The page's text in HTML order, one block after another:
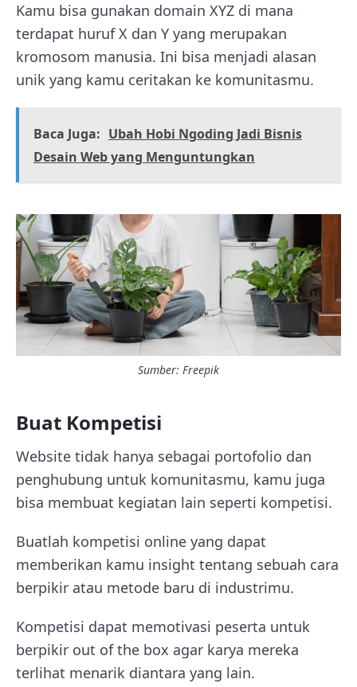
Kamu bisa gunakan domain XYZ di mana
terdapat huruf X dan Y yang merupakan
kromosom manusia. Ini bisa menjadi alasan
unik yang kamu ceritakan ke komunitasmu.
Baca Juga: Ubah Hobi Ngoding Jadi Bisnis
Desain Web yang Menguntungkan
Sumber: Freepik
Buat Kompetisi
Website tidak hanya sebagai portofolio dan
penghubung untuk komunitasmu, kamu juga
bisa membuat kegiatan lain seperti kompetisi.
Buatlah kompetisi online yang dapat
memberikan kamu insight tentang sebuah cara
berpikir atau metode baru di industrimu.
Kompetisi dapat memotivasi peserta untuk
berpikir out of the box agar karya mereka
terlihat menarik diantara yang lain.